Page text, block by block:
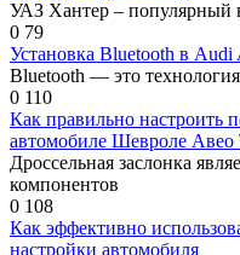
УАЗ Хантер – популярный
0 79
Установка Bluetooth в
Bluetooth — это
0 110
Как правильно настроить
автомобиле Шевроле Авео
Дроссельная заслонка
компонентов
0 108
Как эффективно
настройки автомобиля